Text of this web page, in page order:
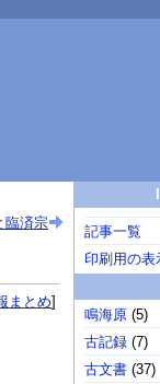
済宗
まとめ
記事一覧
印刷用の表
鳴海原 (5)
古記録 (7)
古文書 (37)